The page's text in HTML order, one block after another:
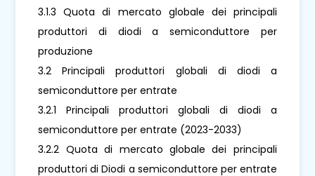
3.1.3 Quota di mercato globale dei principali
produttori di diodi a semiconduttore per
produzione
3.2 Principali produttori globali di diodi a
semiconduttore per entrate
3.2.1 Principali produttori globali di diodi a
semiconduttore per entrate (2023-2033)
3.2.2 Quota di mercato globale dei principali
produttori di Diodi a semiconduttore per entrate